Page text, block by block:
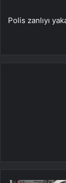
Polis zanlıyı